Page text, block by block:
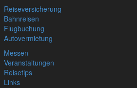
Reiseversicherung
Bahnreisen
Flugbuchung
Autovermietung
Messen
Veranstaltungen
Reisetips
Links